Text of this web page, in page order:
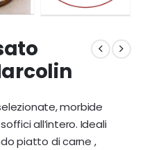
morbide
all’intero. Ideali
piatto di carne ,